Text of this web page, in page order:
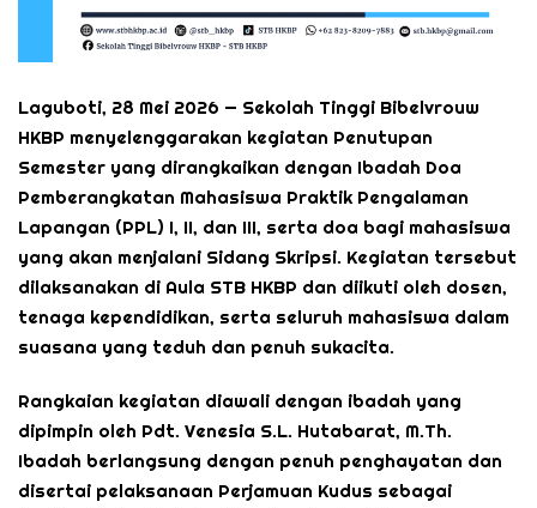
Laguboti, 28 Mei 2026 — Sekolah Tinggi Bibelvrouw
HKBP menyelenggarakan kegiatan Penutupan
Semester yang dirangkaikan dengan Ibadah Doa
Pemberangkatan Mahasiswa Praktik Pengalaman
Lapangan (PPL) I, II, dan III, serta doa bagi mahasiswa
yang akan menjalani Sidang Skripsi. Kegiatan tersebut
dilaksanakan di Aula STB HKBP dan diikuti oleh dosen,
tenaga kependidikan, serta seluruh mahasiswa dalam
suasana yang teduh dan penuh sukacita.
Rangkaian kegiatan diawali dengan ibadah yang
dipimpin oleh Pdt. Venesia S.L. Hutabarat, M.Th.
Ibadah berlangsung dengan penuh penghayatan dan
disertai pelaksanaan Perjamuan Kudus sebagai